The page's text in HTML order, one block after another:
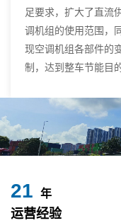
足要求，扩大了直流
调机组的使用范围，
现空调机组各部件的
制，达到整车节能目
24 年
运营经验